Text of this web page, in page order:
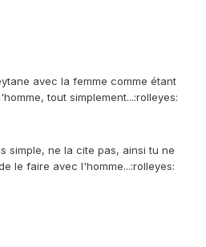
avec la femme comme étant
tout simplement...:rolleyes:
simple, ne la cite pas, ainsi tu ne
le faire avec l'homme...:rolleyes: